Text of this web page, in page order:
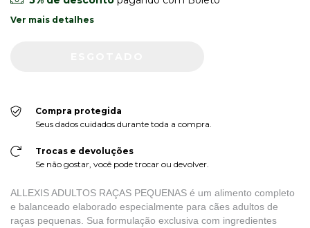
Ver mais detalhes
Compra protegida
Seus dados cuidados durante toda a compra.
Trocas e devoluções
Se não gostar, você pode trocar ou devolver.
ALLEXIS ADULTOS RAÇAS PEQUENAS é um alimento completo
e balanceado elaborado especialmente para cães adultos de
raças pequenas. Sua formulação exclusiva com ingredientes